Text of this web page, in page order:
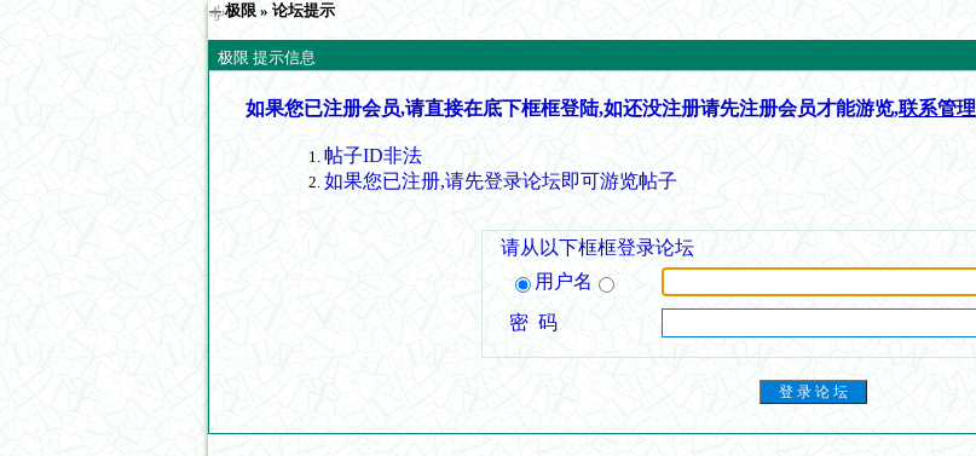
极限 » 论坛提示
极限 提示信息
如果您已注册会员,请直接在底下框框登陆,如还没注册请先注册会员才能游览,联系管理
帖子ID非法
如果您已注册,请先登录论坛即可游览帖子
请从以下框框登录论坛
用户名
密 码